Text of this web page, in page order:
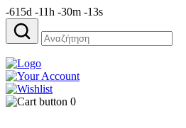
-615d -11h -30m -13s
Αναζήτηση
για:
0